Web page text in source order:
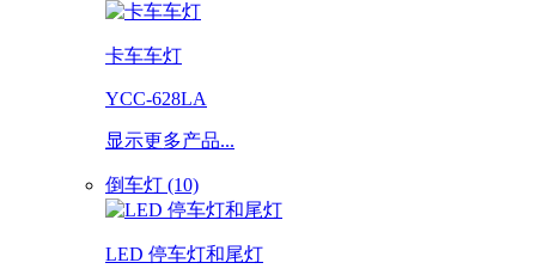
卡车车灯
YCC-628LA
显示更多产品...
倒车灯 (10)
LED 停车灯和尾灯